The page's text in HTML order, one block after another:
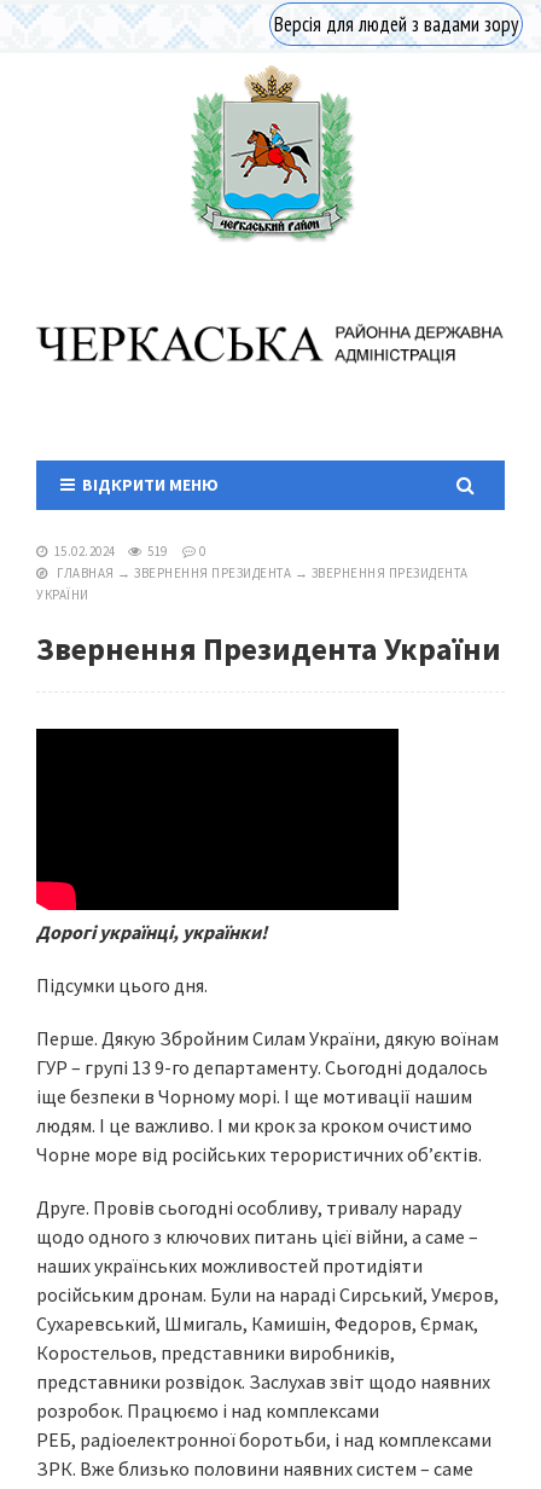
Версія для людей з вадами зору
ВІДКРИТИ МЕНЮ
15.02.2024 519
0
ГЛАВНАЯ → ЗВЕРНЕННЯ ПРЕЗИДЕНТА → ЗВЕРНЕННЯ ПРЕЗИДЕНТА
УКРАЇНИ
Звернення Президента України
Дорогі українці, українки!
Підсумки цього дня.
Перше. Дякую Збройним Силам України, дякую воїнам
ГУР – групі 13 9-го департаменту. Сьогодні додалось
іще безпеки в Чорному морі. І ще мотивації нашим
людям. І це важливо. І ми крок за кроком очистимо
Чорне море від російських терористичних об’єктів.
Друге. Провів сьогодні особливу, тривалу нараду
щодо одного з ключових питань цієї війни, а саме –
наших українських можливостей протидіяти
російським дронам. Були на нараді Сирський, Умєров,
Сухаревський, Шмигаль, Камишін, Федоров, Єрмак,
Коростельов, представники виробників,
представники розвідок. Заслухав звіт щодо наявних
розробок. Працюємо і над комплексами
РЕБ, радіоелектронної боротьби, і над комплексами
ЗРК. Вже близько половини наявних систем – саме